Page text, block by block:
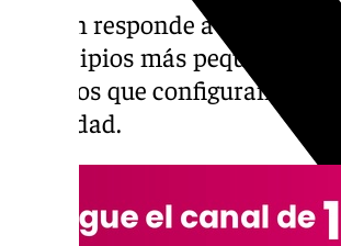
El plan responde a una
municipios más pequeños,
edificios que configuran la
identidad.